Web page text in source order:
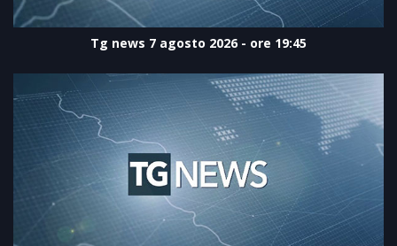
Tg news 7 agosto 2026 - ore 19:45